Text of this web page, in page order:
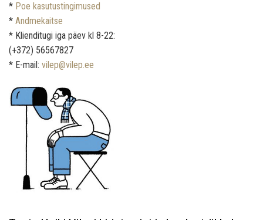
* Poe kasutustingimused
* Andmekaitse
* Klienditugi iga päev kl 8-22:
(+372) 56567827
* E-mail: vilep@vilep.ee